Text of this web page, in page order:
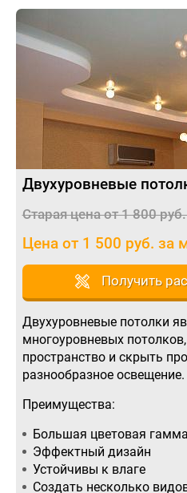
Двухуровневые
Старая цена от 1 800
Цена от 1 500 руб. за
Получить
Двухуровневые потолки
многоуровневых
пространство и скрыть
разнообразное освещение.
Преимущества:
Большая цветовая гамма
Эффектный дизайн
Устойчивы к влаге
Создать несколько